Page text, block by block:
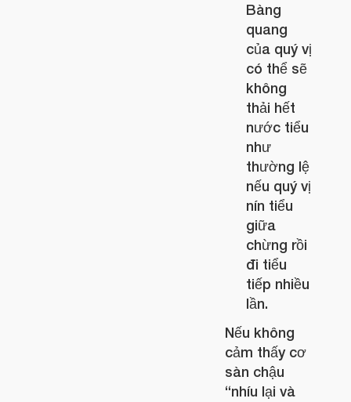
Bàng
quang
của quý vị
có thể sẽ
không
thải hết
nước tiểu
như
thường lệ
nếu quý vị
nín tiểu
giữa
chừng rồi
đi tiểu
tiếp nhiều
lần.
Nếu không
cảm thấy cơ
sàn chậu
“nhíu lại và